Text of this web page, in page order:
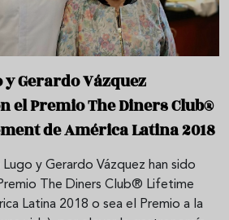
Gerardo Vázquez
el Premio The Diners Club®
de América Latina 2018
y Gerardo Vázquez han sido
The Diners Club® Lifetime
Latina 2018 o sea el Premio a la